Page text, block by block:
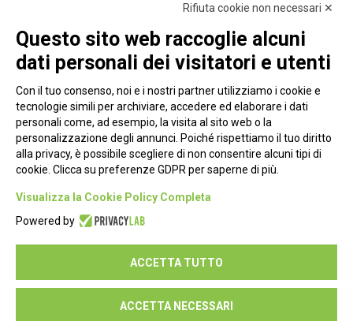
Piazza Alessandria, 24 - 00198 Roma
Privacy Policy
Seguici su:
Rifiuta cookie non necessari ✕
Questo sito web raccoglie alcuni
dati personali dei visitatori e utenti
Con il tuo consenso, noi e i nostri partner utilizziamo i cookie e
tecnologie simili per archiviare, accedere ed elaborare i dati
personali come, ad esempio, la visita al sito web o la
personalizzazione degli annunci. Poiché rispettiamo il tuo diritto
alla privacy, è possibile scegliere di non consentire alcuni tipi di
cookie. Clicca su preferenze GDPR per saperne di più.
Visualizza la Cookie Policy Completa
Powered by
ACCETTA TUTTO
ACCETTA NECESSARI